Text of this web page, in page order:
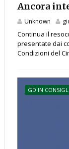
Ancora
Unknown
Continua il
presentate dai
Condizioni del
GD IN